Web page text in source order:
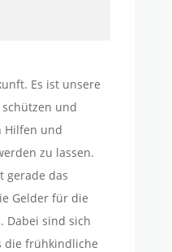
Es ist unsere
und
Hilfen und
zu lassen.
gerade das
Gelder für die
Dabei sind sich
die frühkindliche